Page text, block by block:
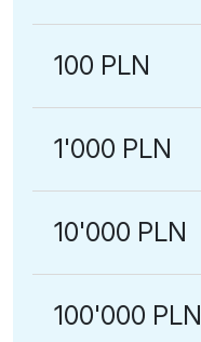
100 PLN
1'000 PLN
10'000 PLN
100'000 PLN